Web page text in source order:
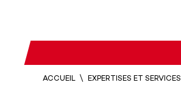
ACCUEIL EXPERTISES ET SERVICES